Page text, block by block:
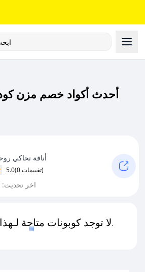
أحدث أكواد خصم مزن
أناقة تحاكي
5.0 (0 تقييمات)
اخر تحديث: 08/08/2026
لا توجد كوبونات متاحة لـهذا المتجر حاليًا.